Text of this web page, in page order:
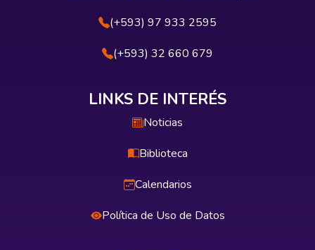
(+593) 97 933 2595
(+593) 32 660 679
LINKS DE INTERÉS
Noticias
Biblioteca
Calendarios
Política de Uso de Datos